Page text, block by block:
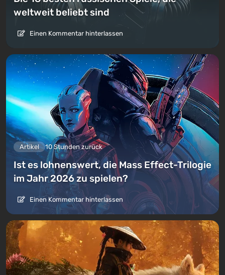
weltweit beliebt sind
Einen Kommentar hinterlassen
Artikel 10 Stunden zurück
Ist es lohnenswert, die Mass Effect-Trilogie
im Jahr 2026 zu spielen?
Einen Kommentar hinterlassen